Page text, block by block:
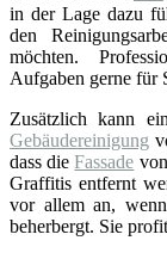
in der Lage dazu
den
möchten.
Aufgaben gerne für
Zusätzlich kann
Gebäudereinigung
dass dieFassade
Graffitis entfernt
vor allem an,
beherbergt. Sie